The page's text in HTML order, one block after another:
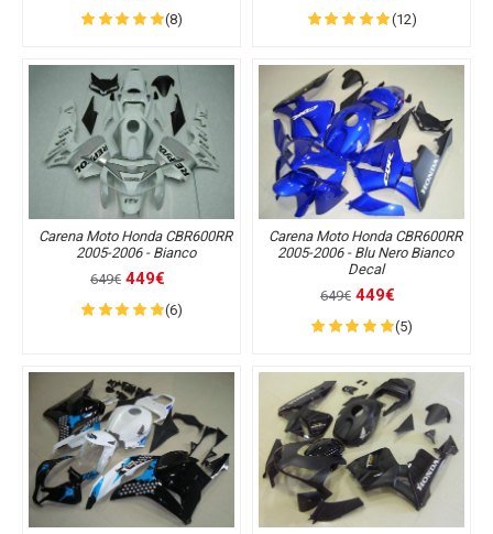
(8) (12)
Carena Moto Honda CBR600RR
2005-2006 - Bianco
649€ 449€
(6)
Carena Moto Honda CBR600RR
2005-2006 - Blu Nero Bianco
Decal
649€ 449€
(5)